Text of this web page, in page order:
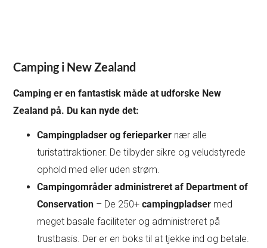
Camping i New Zealand
Camping er en fantastisk måde at udforske New
Zealand på. Du kan nyde det:
Campingpladser og ferieparker nær alle
turistattraktioner. De tilbyder sikre og veludstyrede
ophold med eller uden strøm.
Campingområder administreret af Department of
Conservation – De 250+campingpladser med
meget basale faciliteter og administreret på
trustbasis. Der er en boks til at tjekke ind og betale.